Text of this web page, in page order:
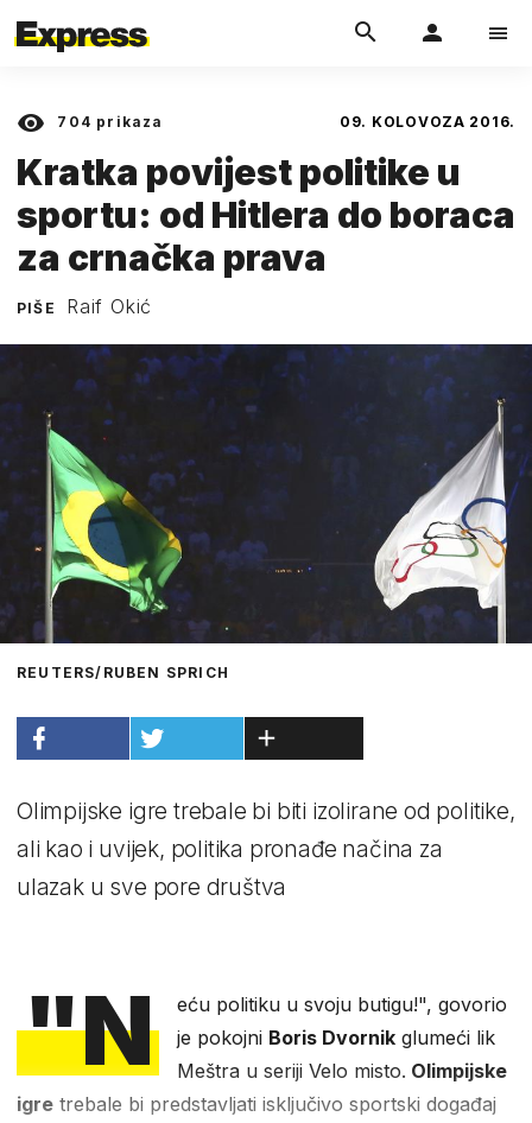
704 prikaza 09. KOLOVOZA 2016.
Kratka povijest politike u
sportu: od Hitlera do boraca
za crnačka prava
PIŠE Raif Okić
REUTERS/RUBEN SPRICH
Olimpijske igre trebale bi biti izolirane od politike,
ali kao i uvijek, politika pronađe načina za
ulazak u sve pore društva
"N
eću politiku u svoju butigu!", govorio
je pokojni Boris Dvornik glumeći lik
Meštra u seriji Velo misto. Olimpijske
igre trebale bi predstavljati isključivo sportski događaj